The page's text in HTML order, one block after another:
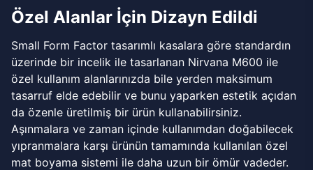
Özel Alanlar İçin Dizayn Edildi
Small Form Factor tasarımlı kasalara göre standardın
üzerinde bir incelik ile tasarlanan Nirvana M600 ile
özel kullanım alanlarınızda bile yerden maksimum
tasarruf elde edebilir ve bunu yaparken estetik açıdan
da özenle üretilmiş bir ürün kullanabilirsiniz.
Aşınmalara ve zaman içinde kullanımdan doğabilecek
yıpranmalara karşı ürünün tamamında kullanılan özel
mat boyama sistemi ile daha uzun bir ömür vadeder.